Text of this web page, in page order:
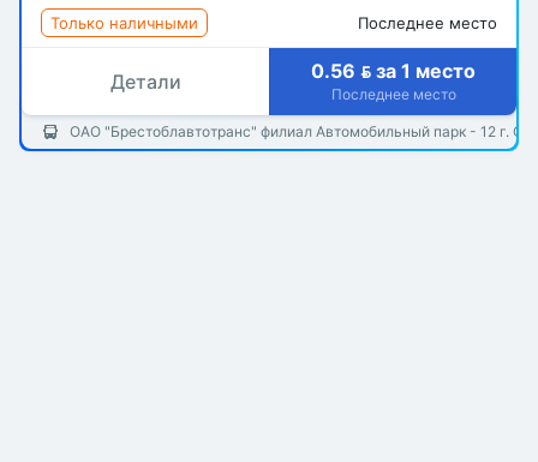
Только наличными
Последнее место
Детали 0.56  за 1 место
Последнее место
ОАО "Брестоблавтотранс" филиал Автомобильный парк - 12 г.